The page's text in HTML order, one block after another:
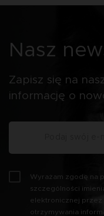
Nasz
Zapisz się na
informację o
Wyrażam zgodę na
szczególności
elektronicznej przez
otrzymywania